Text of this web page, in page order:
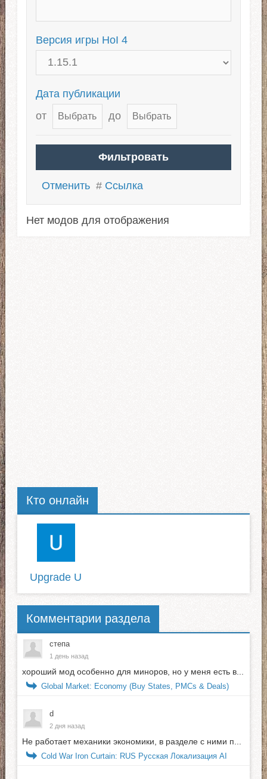
Версия игры HoI 4
Дата публикации
от
до
Отменить # Ссылка
Нет модов для отображения
Кто онлайн
Upgrade U
Комментарии раздела
степа
1 день назад
хороший мод особенно для миноров, но у меня есть в...
Global Market: Economy (Buy States, PMCs & Deals)
d
2 дня назад
Не работает механики экономики, в разделе с ними п...
Cold War Iron Curtain: RUS Русская Локализация AI